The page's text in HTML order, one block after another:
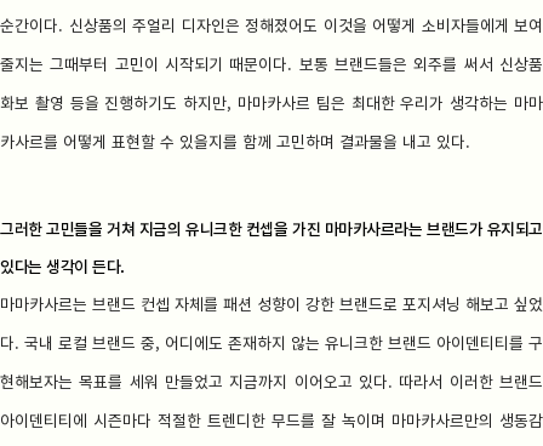
순간이다. 신상품의 주얼리 디자인은 정해졌어도 이것을 어떻게 소비자들에게 보여
줄지는 그때부터 고민이 시작되기 때문이다. 보통 브랜드들은 외주를 써서 신상품
화보 촬영 등을 진행하기도 하지만, 마마카사르 팀은 최대한 우리가 생각하는 마마
카사르를 어떻게 표현할 수 있을지를 함께 고민하며 결과물을 내고 있다.
그러한 고민들을 거쳐 지금의 유니크한 컨셉을 가진 마마카사르라는 브랜드가 유지되고
있다는 생각이 든다.
마마카사르는 브랜드 컨셉 자체를 패션 성향이 강한 브랜드로 포지셔닝 해보고 싶었
다. 국내 로컬 브랜드 중, 어디에도 존재하지 않는 유니크한 브랜드 아이덴티티를 구
현해보자는 목표를 세워 만들었고 지금까지 이어오고 있다. 따라서 이러한 브랜드
아이덴티티에 시즌마다 적절한 트렌디한 무드를 잘 녹이며 마마카사르만의 생동감